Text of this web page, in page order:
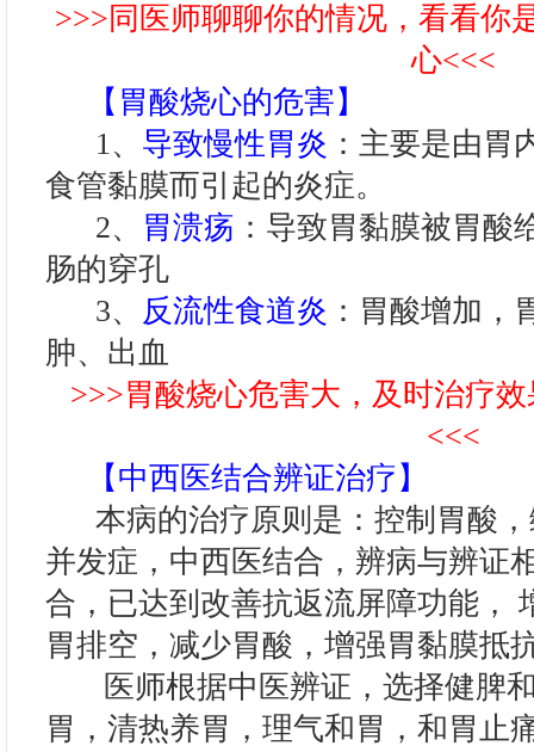
>>>同医师聊聊你的情况，看看你
心<<<
【胃酸烧心的危害】
1、 导致慢性胃炎 ：主要是由胃
食管黏膜而引起的炎症。
2、
胃溃疡 ：导致胃黏膜被胃酸
肠的穿孔
3、
反流性食道炎 ：胃酸增加，
肿、出血
>>>胃酸烧心危害大，及时治疗
<<<
【中西医结合辨证治疗】
本病的治疗原则是：控制胃酸，
并发症，中西医结合，辨病与辨证
合，已达到改善抗返流屏障功能，
胃排空，减少胃酸，增强胃黏膜抵
医师根据中医辨证，选择健脾
胃，清热养胃，理气和胃，和胃止